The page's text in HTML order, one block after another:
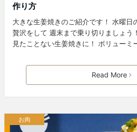
作り方
大きな生姜焼きのご紹介です！ 水曜日
贅沢をして 週末まで乗り切りましょう
見たことない生姜焼きに！ ボリューミ
Read More
お肉